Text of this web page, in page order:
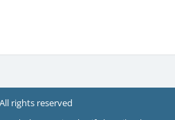
rights reserved